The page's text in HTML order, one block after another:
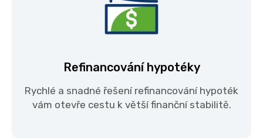
Refinancování hypotéky
Rychlé a snadné řešení refinancování hypoték
vám otevře cestu k větší finanční stabilitě.